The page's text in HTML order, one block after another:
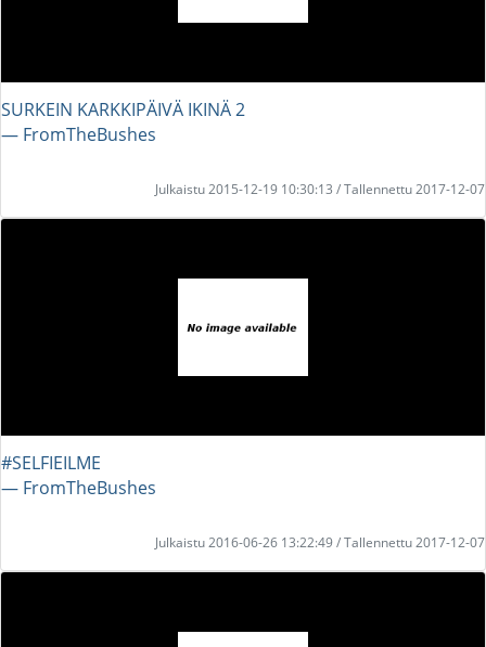
SURKEIN KARKKIPÄIVÄ IKINÄ 2
― FromTheBushes
Julkaistu 2015-12-19 10:30:13 / Tallennettu 2017-12-07
#SELFIEILME
― FromTheBushes
Julkaistu 2016-06-26 13:22:49 / Tallennettu 2017-12-07